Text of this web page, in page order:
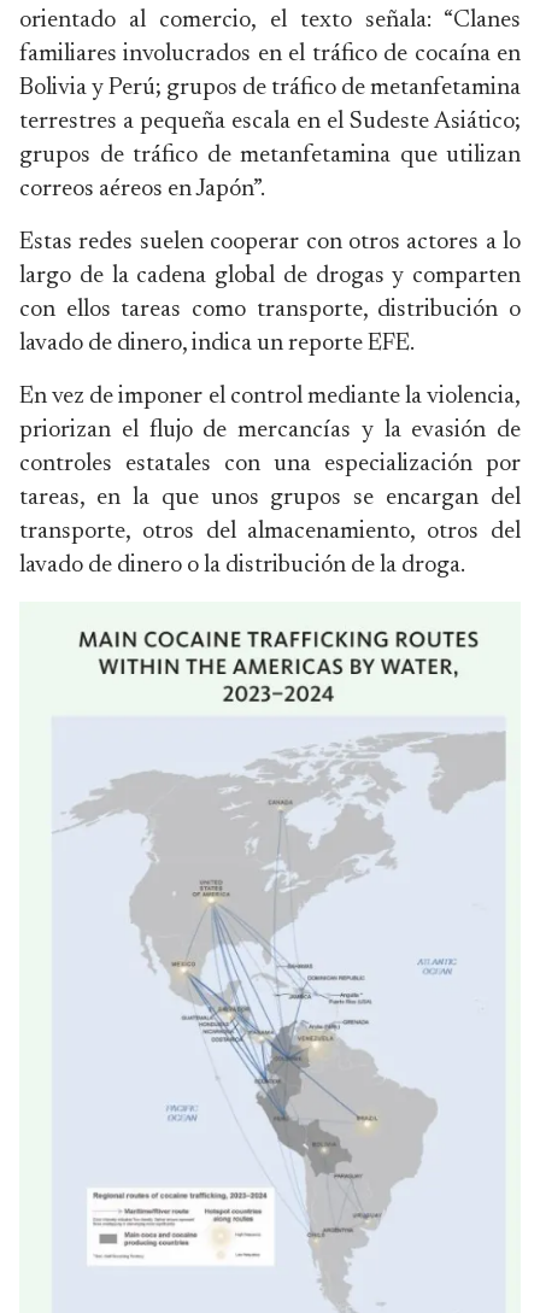
orientado al comercio, el texto señala: “Clanes
familiares involucrados en el tráfico de cocaína en
Bolivia y Perú; grupos de tráfico de metanfetamina
terrestres a pequeña escala en el Sudeste Asiático;
grupos de tráfico de metanfetamina que utilizan
correos aéreos en Japón”.
Estas redes suelen cooperar con otros actores a lo
largo de la cadena global de drogas y comparten
con ellos tareas como transporte, distribución o
lavado de dinero, indica un reporte EFE.
En vez de imponer el control mediante la violencia,
priorizan el flujo de mercancías y la evasión de
controles estatales con una especialización por
tareas, en la que unos grupos se encargan del
transporte, otros del almacenamiento, otros del
lavado de dinero o la distribución de la droga.